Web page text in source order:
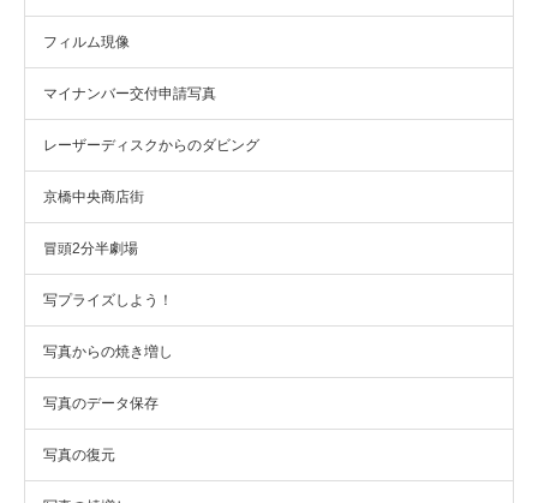
フィルム現像
マイナンバー交付申請写真
レーザーディスクからのダビング
京橋中央商店街
冒頭2分半劇場
写プライズしよう！
写真からの焼き増し
写真のデータ保存
写真の復元